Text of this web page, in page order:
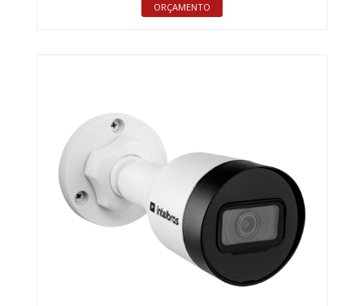
ORÇAMENTO